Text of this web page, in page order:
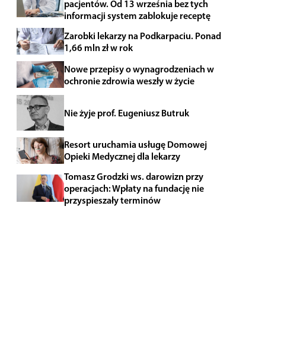
pacjentów. Od 13 września bez tych
informacji system zablokuje receptę
Zarobki lekarzy na Podkarpaciu. Ponad
1,66 mln zł w rok
Nowe przepisy o wynagrodzeniach w
ochronie zdrowia weszły w życie
Nie żyje prof. Eugeniusz Butruk
Resort uruchamia usługę Domowej
Opieki Medycznej dla lekarzy
Tomasz Grodzki ws. darowizn przy
operacjach: Wpłaty na fundację nie
przyspieszały terminów